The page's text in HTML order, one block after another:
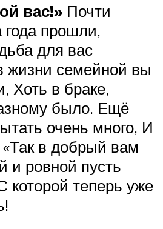
вас!» Почти
года прошли,
для вас
жизни семейной вы
Хоть в браке,
было. Ещё
очень много, И
в добрый вам
и ровной пусть
которой теперь уже